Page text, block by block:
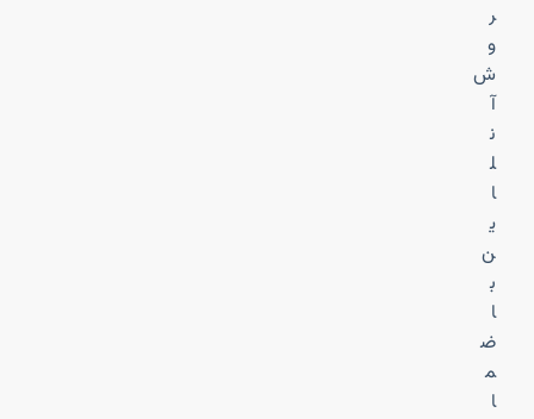
ر
و
ش
آ
ن
ل
ا
ی
ن
ب
ا
ض
م
ا